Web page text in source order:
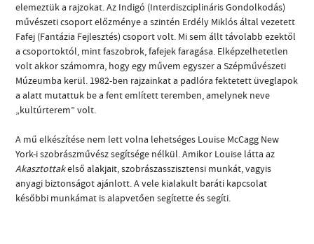
elemeztük a rajzokat. Az Indigó (Interdiszciplináris Gondolkodás)
művészeti csoport előzménye a szintén Erdély Miklós által vezetett
Fafej (Fantázia Fejlesztés) csoport volt. Mi sem állt távolabb ezektől
a csoportoktól, mint faszobrok, fafejek faragása. Elképzelhetetlen
volt akkor számomra, hogy egy művem egyszer a Szépművészeti
Múzeumba kerül. 1982-ben rajzainkat a padlóra fektetett üveglapok
a alatt mutattuk be a fent említett teremben, amelynek neve
„kultúrterem” volt.
A mű elkészítése nem lett volna lehetséges Louise McCagg New
York-i szobrászművész segítsége nélkül. Amikor Louise látta az
Akasztottakelső alakjait, szobrászasszisztensi munkát, vagyis
anyagi biztonságot ajánlott. A vele kialakult baráti kapcsolat
későbbi munkámat is alapvetően segítette és segíti.